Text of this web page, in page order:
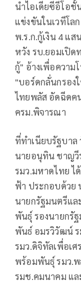
นำไอเดียซีอีโอชั้
แข่งขันในเวทีโล
พ.ร.ก.กู้เงิน 4 แส
หวัง รบ.ยอมเปิด
กู้" อ้างเพื่อความ
"บอร์ดกลั่นกรอง
ไทยพลัส อัดฉีดค
ครม.พิจารณา
ที่ทำเนียบรัฐบาล
นายอนุทิน ชาญวี
รมว.มหาดไทย ไ
ฟ้า ประกอบด้วย
นายกรัฐมนตรีแล
พันธุ์ รองนายกรั
พันธ์ อมรวิวัฒน์
รมว.ดิจิทัลเพื่อเ
พร้อมพันธุ์ รมว.พ
รมช.คมนาคม แ